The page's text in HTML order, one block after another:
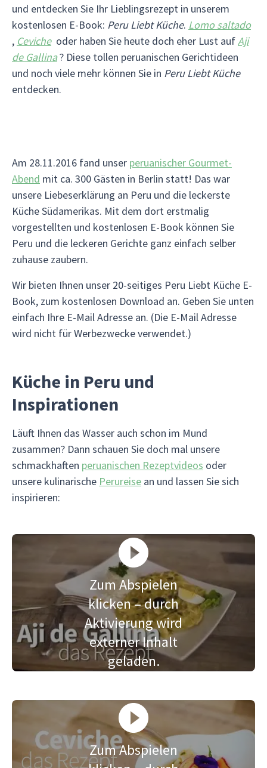
und entdecken Sie Ihr Lieblingsrezept in unserem
kostenlosen E-Book: Peru Liebt Küche. Lomo saltado
, Cevicheoder haben Sie heute doch eher Lust aufAji
de Gallina? Diese tollen peruanischen Gerichtideen
und noch viele mehr können Sie in Peru Liebt Küche
entdecken.
Am 28.11.2016 fand unser peruanischer Gourmet-
Abend mit ca. 300 Gästen in Berlin statt! Das war
unsere Liebeserklärung an Peru und die leckerste
Küche Südamerikas. Mit dem dort erstmalig
vorgestellten und kostenlosen E-Book können Sie
Peru und die leckeren Gerichte ganz einfach selber
zuhause zaubern.
Wir bieten Ihnen unser 20-seitiges Peru Liebt Küche E-
Book, zum kostenlosen Download an. Geben Sie unten
einfach Ihre E-Mail Adresse an. (Die E-Mail Adresse
wird nicht für Werbezwecke verwendet.)
Küche in Peru und
Inspirationen
Läuft Ihnen das Wasser auch schon im Mund
zusammen? Dann schauen Sie doch mal unsere
schmackhaften peruanischen Rezeptvideos oder
unsere kulinarische Perureise an und lassen Sie sich
inspirieren:
Zum Abspielen
klicken – durch
Aktivierung wird
externer Inhalt
geladen.
Zum Abspielen